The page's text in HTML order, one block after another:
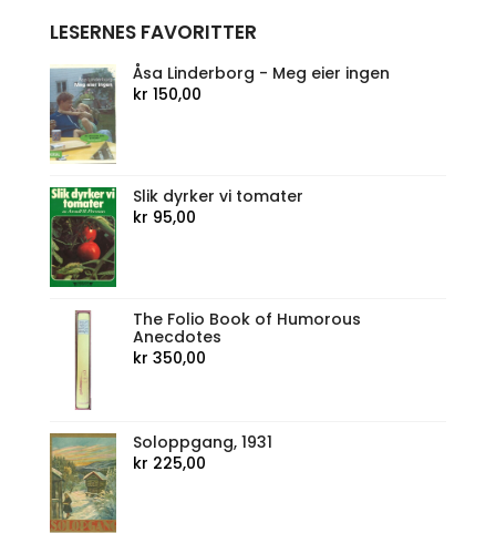
LESERNES FAVORITTER
Åsa Linderborg - Meg eier ingen
kr 150,00
Slik dyrker vi tomater
kr 95,00
The Folio Book of Humorous
Anecdotes
kr 350,00
Soloppgang, 1931
kr 225,00